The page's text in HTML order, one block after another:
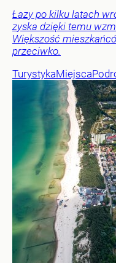
Łazy po kilku latach
zyska dzięki temu
Większość
przeciwko.
TurystykaMiejsca